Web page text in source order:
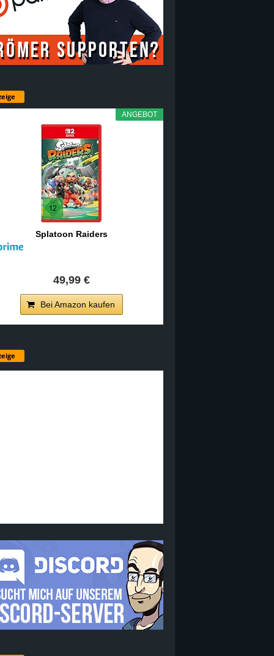
ANGEBOT
Splatoon Raiders
49,99 €
Bei Amazon kaufen